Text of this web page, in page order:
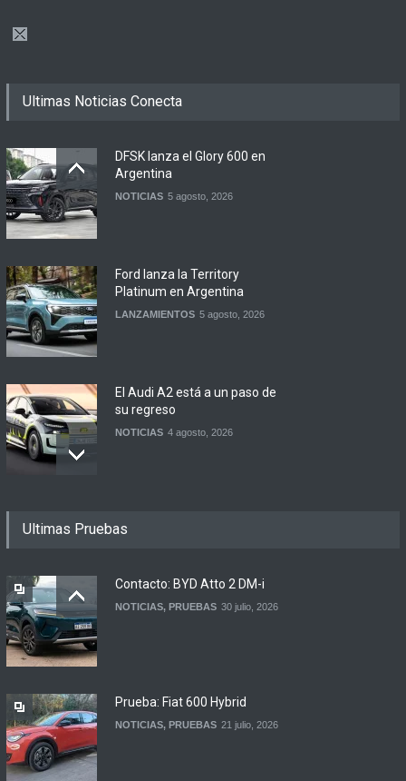
Ultimas Noticias Conecta
DFSK lanza el Glory 600 en
Argentina
NOTICIAS 5 agosto, 2026
Ford lanza la Territory
Platinum en Argentina
LANZAMIENTOS 5 agosto, 2026
El Audi A2 está a un paso de
su regreso
NOTICIAS 4 agosto, 2026
ciudades anunciaron el
NOTICIAS 4 agosto, 2026
Ultimas Pruebas
Contacto: BYD Atto 2 DM-i
NOTICIAS, PRUEBAS 30 julio, 2026
Prueba: Fiat 600 Hybrid
NOTICIAS, PRUEBAS 21 julio, 2026